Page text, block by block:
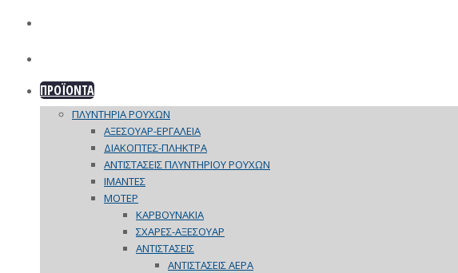
ΠΡΟΪΟΝΤΑ
ΠΛΥΝΤΗΡΙΑ ΡΟΥΧΩΝ
ΑΞΕΣΟΥΑΡ-ΕΡΓΑΛΕΙΑ
ΔΙΑΚΟΠΤΕΣ-ΠΛΗΚΤΡΑ
ΑΝΤΙΣΤΑΣΕΙΣ ΠΛΥΝΤΗΡΙΟΥ ΡΟΥΧΩΝ
ΙΜΑΝΤΕΣ
ΜΟΤΕΡ
ΚΑΡΒΟΥΝΑΚΙΑ
ΣΧΑΡΕΣ-ΑΞΕΣΟΥΑΡ
ΑΝΤΙΣΤΑΣΕΙΣ
ΑΝΤΙΣΤΑΣΕΙΣ ΑΕΡΑ